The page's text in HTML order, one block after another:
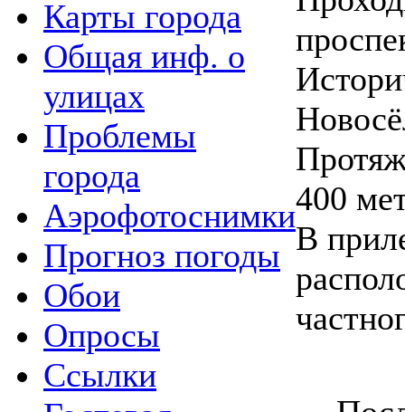
Карты города
Общая инф. о
улицах
Проблемы
города
Аэрофотоснимки
Прогноз погоды
Обои
Опросы
Ссылки
400
В